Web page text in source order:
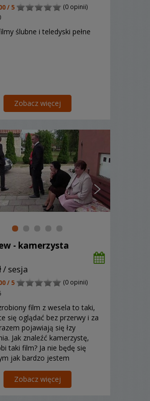
/ 5
(0 opinii)
ślubne i teledyski pełne
Zobacz więcej
- kamerzysta
/ sesja
/ 5
(0 opinii)
film z wesela to taki,
się oglądać bez przerwy i za
pojawiają się łzy
Jak znaleźć kamerzystę,
taki film? Ja nie będę się
jak bardzo jestem
filmy za to chętnie opowiem
aby film wzruszał nawet po
Zobacz więcej